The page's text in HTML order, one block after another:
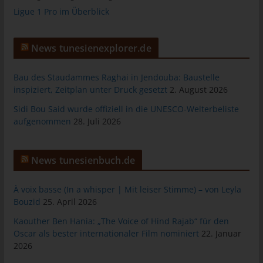
Ligue 1 Pro im Überblick
News tunesienexplorer.de
Bau des Staudammes Raghai in Jendouba: Baustelle
inspiziert, Zeitplan unter Druck gesetzt 2. August 2026
Sidi Bou Said wurde offiziell in die UNESCO-Welterbeliste
aufgenommen 28. Juli 2026
News tunesienbuch.de
À voix basse (In a whisper | Mit leiser Stimme) – von Leyla
Bouzid 25. April 2026
Kaouther Ben Hania: „The Voice of Hind Rajab“ für den
Oscar als bester internationaler Film nominiert 22. Januar
2026
tunesienfussball.de
Rue 2 Mars
Telefon: +216 216 16 616
E-Mail:
Die Internetseiten verwenden Cookies. Cookies sind
Textdateien, welche über einen Internetbrowser auf einem
Zahlreiche Internetseiten und Server verwenden Cookies. Viele
ist eine eindeutige Kennung des Cookies. Sie besteht aus einer
Zeichenfolge, durch welche Internetseiten und Server dem
konkreten Internetbrowser zugeordnet werden können, in dem